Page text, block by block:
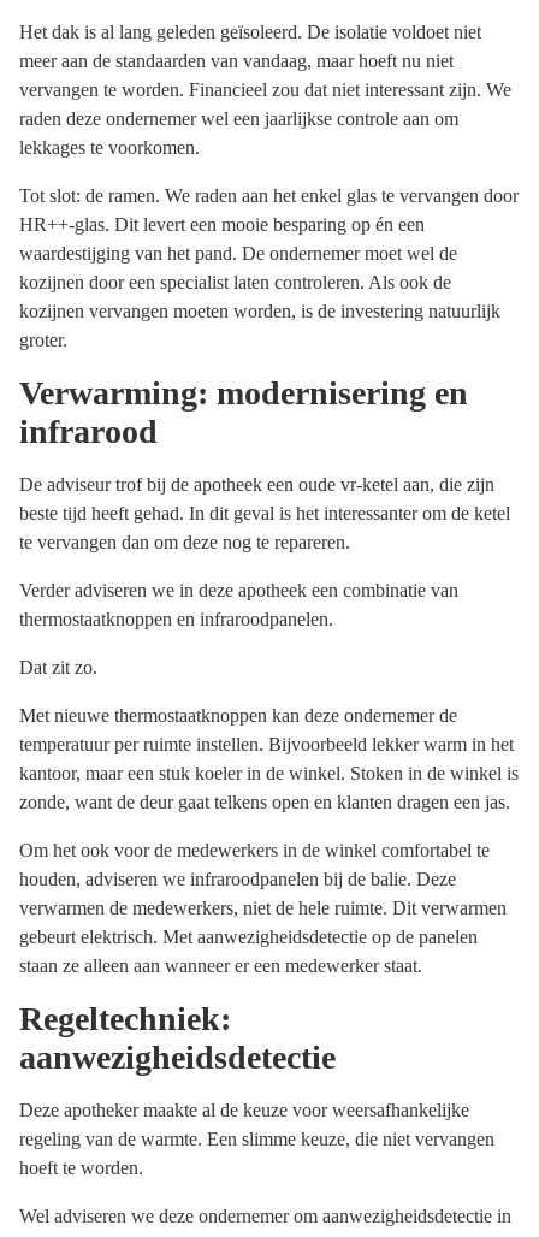
Het dak is al lang geleden geïsoleerd. De isolatie voldoet niet
meer aan de standaarden van vandaag, maar hoeft nu niet
vervangen te worden. Financieel zou dat niet interessant zijn. We
raden deze ondernemer wel een jaarlijkse controle aan om
lekkages te voorkomen.
Tot slot: de ramen. We raden aan het enkel glas te vervangen door
HR++-glas. Dit levert een mooie besparing op én een
waardestijging van het pand. De ondernemer moet wel de
kozijnen door een specialist laten controleren. Als ook de
kozijnen vervangen moeten worden, is de investering natuurlijk
groter.
Verwarming: modernisering en
infrarood
De adviseur trof bij de apotheek een oude vr-ketel aan, die zijn
beste tijd heeft gehad. In dit geval is het interessanter om de ketel
te vervangen dan om deze nog te repareren.
Verder adviseren we in deze apotheek een combinatie van
thermostaatknoppen en infraroodpanelen.
Dat zit zo.
Met nieuwe thermostaatknoppen kan deze ondernemer de
temperatuur per ruimte instellen. Bijvoorbeeld lekker warm in het
kantoor, maar een stuk koeler in de winkel. Stoken in de winkel is
zonde, want de deur gaat telkens open en klanten dragen een jas.
Om het ook voor de medewerkers in de winkel comfortabel te
houden, adviseren we infraroodpanelen bij de balie. Deze
verwarmen de medewerkers, niet de hele ruimte. Dit verwarmen
gebeurt elektrisch. Met aanwezigheidsdetectie op de panelen
staan ze alleen aan wanneer er een medewerker staat.
Regeltechniek:
aanwezigheidsdetectie
Deze apotheker maakte al de keuze voor weersafhankelijke
regeling van de warmte. Een slimme keuze, die niet vervangen
hoeft te worden.
Wel adviseren we deze ondernemer om aanwezigheidsdetectie in